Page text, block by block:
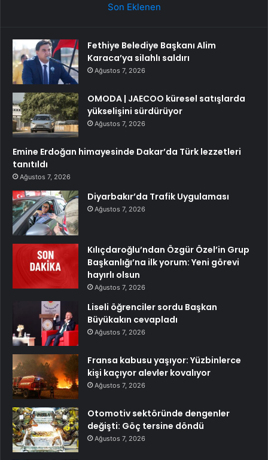
Son Eklenen
Fethiye Belediye Başkanı Alim
Karaca’ya silahlı saldırı
Ağustos 7, 2026
OMODA | JAECOO küresel satışlarda
yükselişini sürdürüyor
Ağustos 7, 2026
Emine Erdoğan himayesinde Dakar’da Türk lezzetleri
tanıtıldı
Ağustos 7, 2026
Diyarbakır’da Trafik Uygulaması
Ağustos 7, 2026
Kılıçdaroğlu’ndan Özgür Özel’in Grup
Başkanlığı’na ilk yorum: Yeni görevi
hayırlı olsun
Ağustos 7, 2026
Liseli öğrenciler sordu Başkan
Büyükakın cevapladı
Ağustos 7, 2026
Fransa kabusu yaşıyor: Yüzbinlerce
kişi kaçıyor alevler kovalıyor
Ağustos 7, 2026
Otomotiv sektöründe dengenler
değişti: Göç tersine döndü
Ağustos 7, 2026